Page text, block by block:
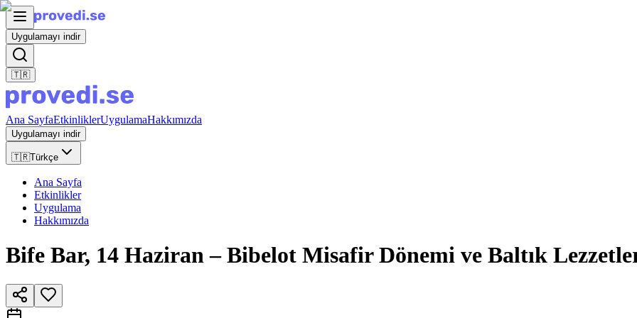
Uygulamayı indir
🇹🇷
Ana SayfaEtkinliklerUygulamaHakkımızda
Uygulamayı indir
🇹🇷Türkçe
Ana Sayfa
Etkinlikler
Uygulama
Hakkımızda
Bife Bar, 14 Haziran – Bibelot Misafir Dönemi ve Baltık